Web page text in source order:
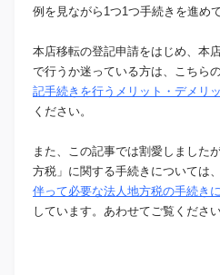
例を見ながら1つ1つ手続きを進め
本店移転の登記申請をはじめ、本
で行うか迷っている方は、こちら
記手続きを行うメリット・デメリ
ください。
また、この記事では割愛しました
方税」に関する手続きについては
伴って必要な法人地方税の手続き
しています。あわせてご覧ください